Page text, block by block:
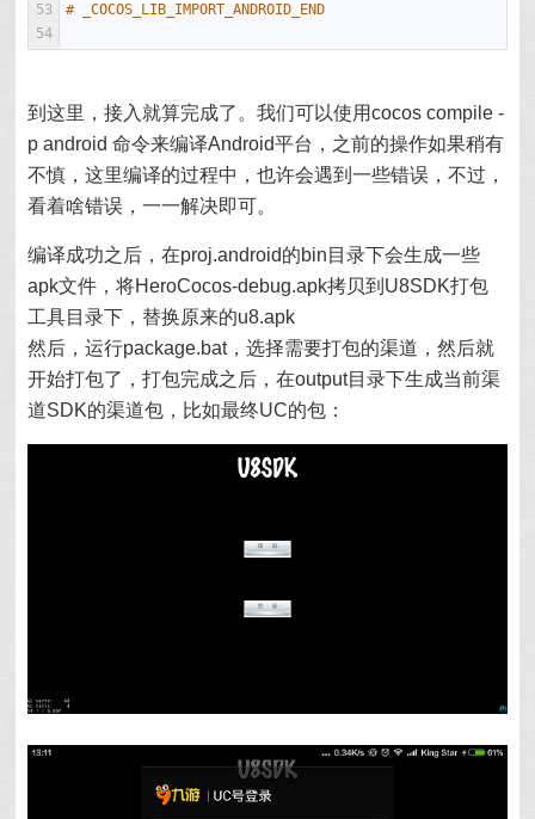
53
54
# _COCOS_LIB_IMPORT_ANDROID_END
到这里，接入就算完成了。我们可以使用cocos compile -
p android 命令来编译Android平台，之前的操作如果稍有
不慎，这里编译的过程中，也许会遇到一些错误，不过，
看着啥错误，一一解决即可。
编译成功之后，在proj.android的bin目录下会生成一些
apk文件，将HeroCocos-debug.apk拷贝到U8SDK打包
工具目录下，替换原来的u8.apk
然后，运行package.bat，选择需要打包的渠道，然后就
开始打包了，打包完成之后，在output目录下生成当前渠
道SDK的渠道包，比如最终UC的包：